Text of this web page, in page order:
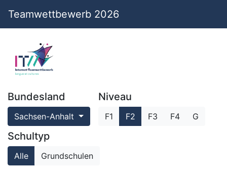
Teamwettbewerb 2026
Bundesland
Sachsen-Anhalt
Niveau
F1 F2 F3 F4 G
Schultyp
Alle Grundschulen